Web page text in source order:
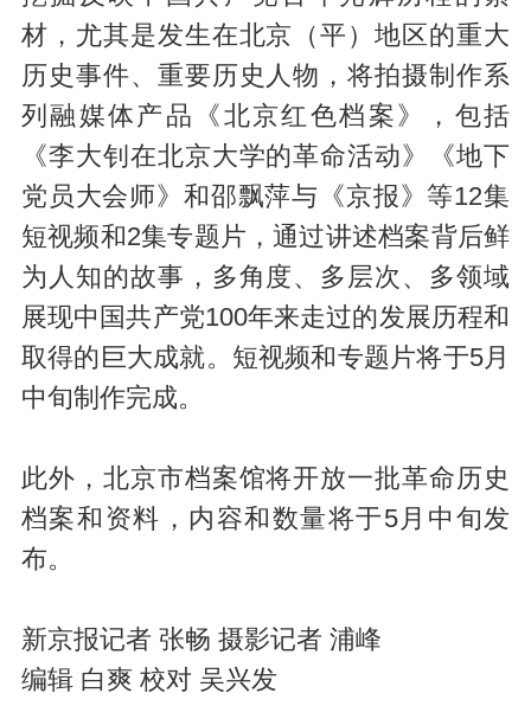
材，尤其是发生在北京（平）地区的重大
历史事件、重要历史人物，将拍摄制作系
列融媒体产品《北京红色档案》，包括
《李大钊在北京大学的革命活动》《地下
党员大会师》和邵飘萍与《京报》等12集
短视频和2集专题片，通过讲述档案背后鲜
为人知的故事，多角度、多层次、多领域
展现中国共产党100年来走过的发展历程和
取得的巨大成就。短视频和专题片将于5月
中旬制作完成。
此外，北京市档案馆将开放一批革命历史
档案和资料，内容和数量将于5月中旬发
布。
新京报记者 张畅 摄影记者 浦峰
编辑 白爽 校对 吴兴发